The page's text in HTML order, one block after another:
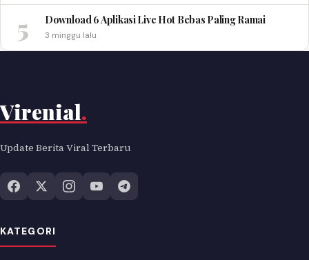
5 Download 6 Aplikasi Live Hot Bebas Paling Ramai
3 minggu lalu
Virenial.
Update Berita Viral Terbaru
KATEGORI